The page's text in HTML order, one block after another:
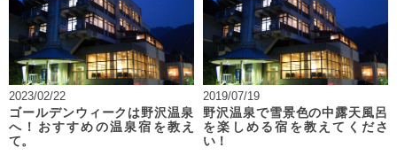
2023/02/22
ゴールデンウィークは野沢温泉
へ！おすすめの温泉宿を教え
て。
2019/07/19
野沢温泉で雪景色の中露天風呂
を楽しめる宿を教えてくださ
い！